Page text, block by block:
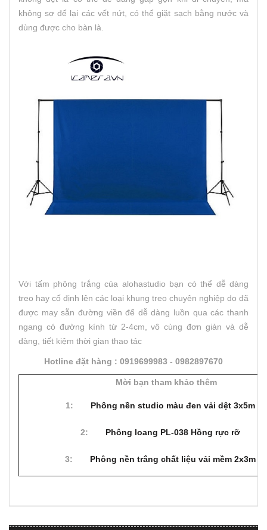
không sợ để lại các vết nứt, có thể giặt sạch bằng nước và
dùng được cho bàn là.
Với tấm phông trắng của alohastudio bạn có thể dễ dàng
treo hay cố định lên các loại khung treo chuyên nghiệp do đã
được may sẵn đường viền để dễ dàng luồn qua các thanh
ngang có đường kính từ 2-4cm, vô cùng đơn giản và dễ
dàng, tiết kiệm thời gian thao tác
Hotline đặt hàng : 0919699983 - 0982897670
Mời bạn tham khảo thêm
1: Phông nền studio màu đen vải dệt 3x5m
2: Phông loang PL-038 Hồng rực rỡ
3: Phông nền trắng chất liệu vải mềm 2x3m